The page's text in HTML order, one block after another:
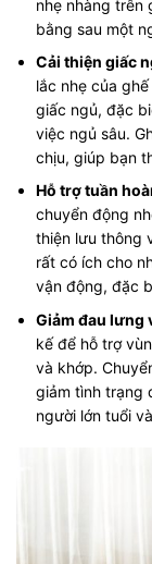
nhẹ nhàng trên
bằng sau một
Cải thiện giấc
lắc nhẹ của
giấc ngủ, đặc
việc ngủ sâu.
chịu, giúp bạn
Hỗ trợ tuần
chuyển động
thiện lưu thông
rất có ích cho
vận động, đặc
Giảm đau lưng
kế để hỗ trợ
và khớp.
giảm tình trạng
người lớn tuổi